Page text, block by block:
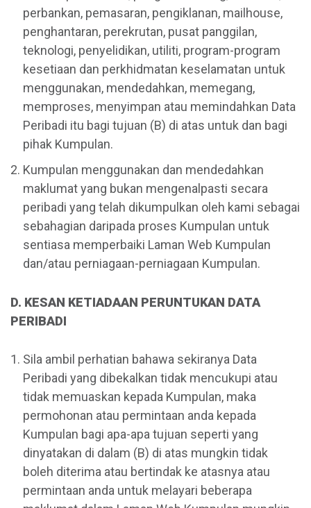
perbankan, pemasaran, pengiklanan, mailhouse,
penghantaran, perekrutan, pusat panggilan,
teknologi, penyelidikan, utiliti, program-program
kesetiaan dan perkhidmatan keselamatan untuk
menggunakan, mendedahkan, memegang,
memproses, menyimpan atau memindahkan Data
Peribadi itu bagi tujuan (B) di atas untuk dan bagi
pihak Kumpulan.
Kumpulan menggunakan dan mendedahkan
maklumat yang bukan mengenalpasti secara
peribadi yang telah dikumpulkan oleh kami sebagai
sebahagian daripada proses Kumpulan untuk
sentiasa memperbaiki Laman Web Kumpulan
dan/atau perniagaan-perniagaan Kumpulan.
D. KESAN KETIADAAN PERUNTUKAN DATA
PERIBADI
Sila ambil perhatian bahawa sekiranya Data
Peribadi yang dibekalkan tidak mencukupi atau
tidak memuaskan kepada Kumpulan, maka
permohonan atau permintaan anda kepada
Kumpulan bagi apa-apa tujuan seperti yang
dinyatakan di dalam (B) di atas mungkin tidak
boleh diterima atau bertindak ke atasnya atau
permintaan anda untuk melayari beberapa